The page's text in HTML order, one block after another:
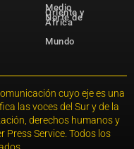
Medio
Oriente y
Norte de
África
Mundo
cuyo eje es una
las voces del Sur y de la
derechos humanos y
Service. Todos los